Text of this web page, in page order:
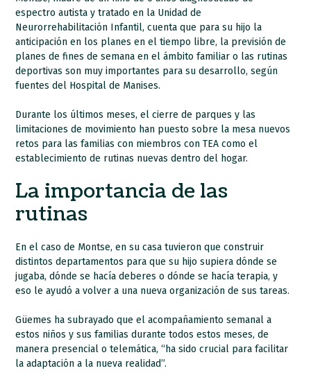
espectro autista y tratado en la Unidad de
Neurorrehabilitación Infantil, cuenta que para su hijo la
anticipación en los planes en el tiempo libre, la previsión de
planes de fines de semana en el ámbito familiar o las rutinas
deportivas son muy importantes para su desarrollo, según
fuentes del Hospital de Manises.
Durante los últimos meses, el cierre de parques y las
limitaciones de movimiento han puesto sobre la mesa nuevos
retos para las familias con miembros con TEA como el
establecimiento de rutinas nuevas dentro del hogar.
La importancia de las
rutinas
En el caso de Montse, en su casa tuvieron que construir
distintos departamentos para que su hijo supiera dónde se
jugaba, dónde se hacía deberes o dónde se hacía terapia, y
eso le ayudó a volver a una nueva organización de sus tareas.
Güemes ha subrayado que el acompañamiento semanal a
estos niños y sus familias durante todos estos meses, de
manera presencial o telemática, “ha sido crucial para facilitar
la adaptación a la nueva realidad”.